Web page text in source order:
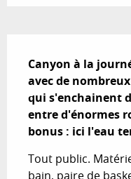
Canyon à la
avec de
qui s'enchainent
entre d'énormes
bonus : ici l'eau
Tout public.
bain, paire de